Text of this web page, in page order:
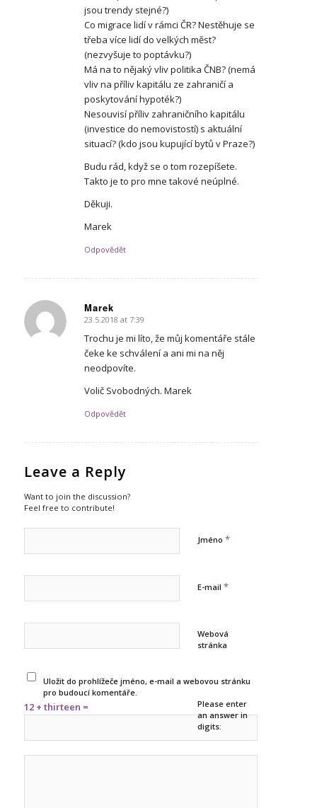
jsou trendy stejné?)
Co migrace lidí v rámci ČR? Nestěhuje se
třeba více lidí do velkých měst?
(nezvyšuje to poptávku?)
Má na to nějaký vliv politika ČNB? (nemá
vliv na příliv kapitálu ze zahraničí a
poskytování hypoték?)
Nesouvisí příliv zahraničního kapitálu
(investice do nemovistostí) s aktuální
situací? (kdo jsou kupující bytů v Praze?)
Budu rád, když se o tom rozepíšete.
Takto je to pro mne takové neúplné.
Děkuji.
Marek
Odpovědět
Marek
says:
23.5.2018 at 7:39
Trochu je mi líto, že můj komentáře stále
čeke ke schválení a ani mi na něj
neodpovíte.
Volič Svobodných. Marek
Odpovědět
Leave a Reply
Want to join the discussion?
Feel free to contribute!
Jméno *
E-mail *
Webová
stránka
Uložit do prohlížeče jméno, e-mail a webovou stránku
pro budoucí komentáře.
Please enter
an answer in
digits:
12 + thirteen =